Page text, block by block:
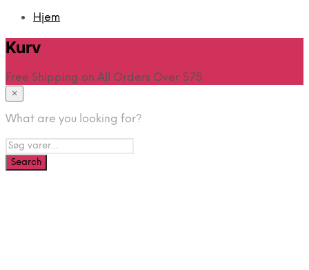
Hjem
Kurv
Free Shipping on All Orders Over $75
×
What are you looking for?